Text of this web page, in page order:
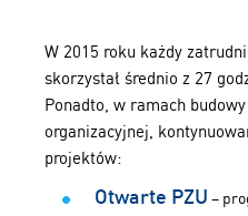
W 2015 roku każdy
skorzystał średnio z 27
Ponadto, w ramach
organizacyjnej,
projektów:
Otwarte PZU –